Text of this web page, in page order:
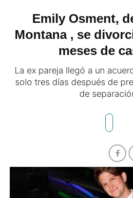
Emily Osment,
Montana , se
meses de
La ex pareja llegó a un
solo tres días después de
de